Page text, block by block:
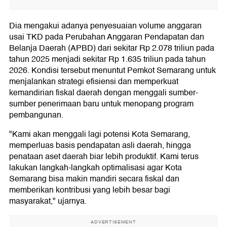
Dia mengakui adanya penyesuaian volume anggaran
usai TKD pada Perubahan Anggaran Pendapatan dan
Belanja Daerah (APBD) dari sekitar Rp 2.078 triliun pada
tahun 2025 menjadi sekitar Rp 1.635 triliun pada tahun
2026. Kondisi tersebut menuntut Pemkot Semarang untuk
menjalankan strategi efisiensi dan memperkuat
kemandirian fiskal daerah dengan menggali sumber-
sumber penerimaan baru untuk menopang program
pembangunan.
"Kami akan menggali lagi potensi Kota Semarang,
memperluas basis pendapatan asli daerah, hingga
penataan aset daerah biar lebih produktif. Kami terus
lakukan langkah-langkah optimalisasi agar Kota
Semarang bisa makin mandiri secara fiskal dan
memberikan kontribusi yang lebih besar bagi
masyarakat," ujarnya.
ADVERTISEMENT